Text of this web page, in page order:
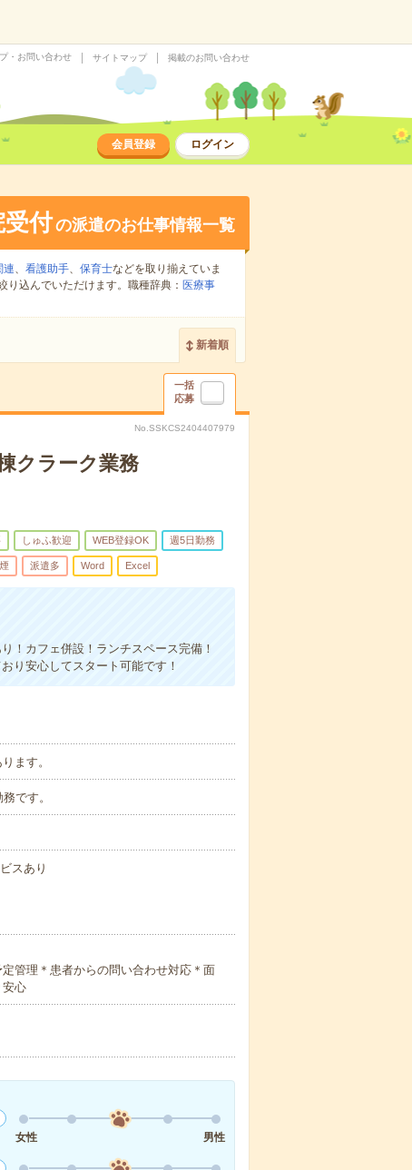
・お問い合わせ サイトマップ 掲載のお問い合わせ
会員登録 ログイン
付の派遣のお仕事情報一覧
連、 看護助手、 保育士などを取り揃えていま
り込んでいただけます。職種辞典： 医療事
新着順
一括
応募
No.SSKCS2404407979
クラーク業務
しゅふ歓迎 WEB登録OK 週5日勤務
派遣多 Word Excel
！カフェ併設！ランチスペース完備！
り安心してスタート可能です！
ます。
です。
スあり
管理＊患者からの問い合わせ対応＊面
心
女性
男性